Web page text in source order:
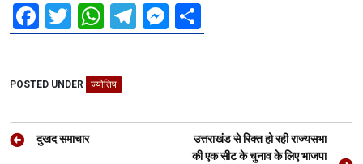
F
a
b
o
o
T
wi
tt
er
W
h
at
s
A
T
el
a
M
es
g
h
POSTED UNDER ज्योतिष
Postदुखद समाचार
उत्तराखंड से रिक्त हो रही राज्यसभा
की एक सीट के चुनाव के लिए भाजपा